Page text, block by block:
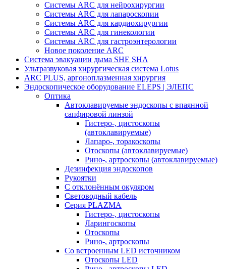
Системы ARC для нейрохирургии
Системы ARC для лапароскопии
Системы ARC для кардиохирургии
Системы ARC для гинекологии
Системы ARC для гастроэнтерологии
Новое поколение ARC
Система эвакуации дыма SHE SHA
Ультразвуковая хирургическая система Lotus
ARC PLUS, аргоноплазменная хирургия
Эндоскопическое оборудование ELEPS | ЭЛЕПС
Оптика
Автоклавируемые эндоскопы с впаянной
сапфировой линзой
Гистеро-, цистоскопы
(автоклавируемые)
Лапаро-, торакоскопы
Отоскопы (автоклавируемые)
Рино-, артроскопы (автоклавируемые)
Дезинфекция эндоскопов
Рукоятки
С отклонённым окуляром
Световодный кабель
Серия PLAZMA
Гистеро-, цистоскопы
Ларингоскопы
Отоскопы
Рино-, артроскопы
Со встроенным LED источником
Отоскопы LED